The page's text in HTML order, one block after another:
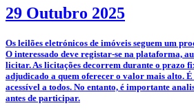
29 Outubro 2025
­­Os leilões eletrónicos de imóveis seguem um
O interessado deve registar-se na plataforma,
licitar. As licitações decorrem durante o prazo
adjudicado a quem oferecer o valor mais alto.
acessível a todos. No entanto, é importante
antes de participar.